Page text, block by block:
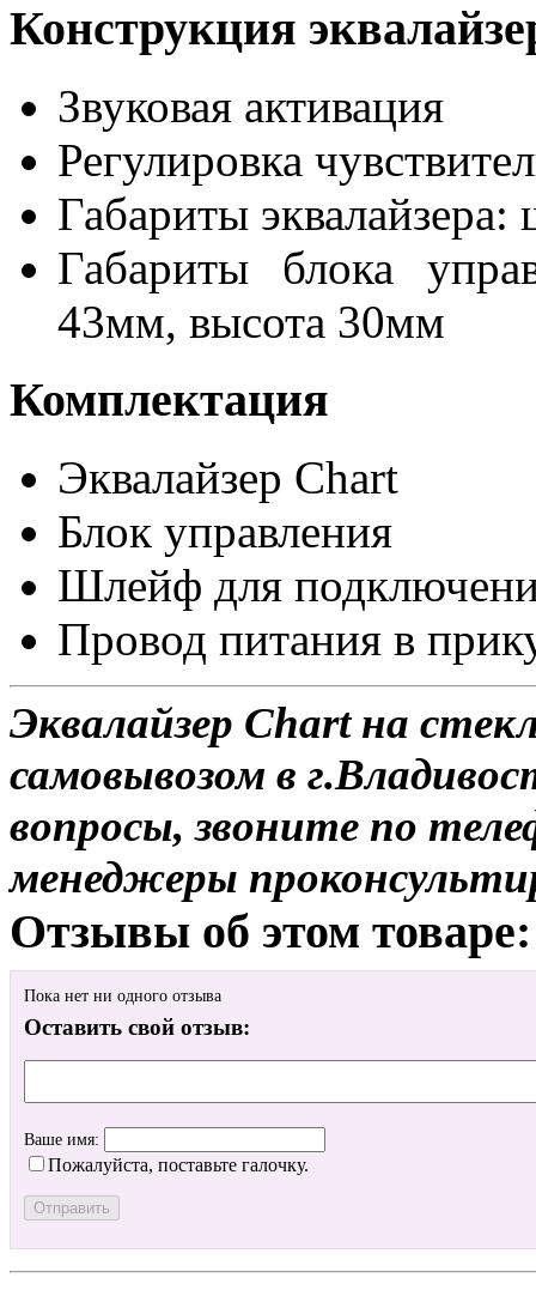
Конструкция
Звуковая активация
Регулировка
Габариты
Габариты блока
43мм, высота 30мм
Комплектация
Эквалайзер Chart
Блок управления
Шлейф для
Провод питания в
Эквалайзер Chart на
самовывозом в
вопросы, звоните по
менеджеры
Отзывы об этом товаре:
Пока нет ни одного отзыва
Оставить свой отзыв:
Ваше имя:
Пожалуйста, поставьте галочку.